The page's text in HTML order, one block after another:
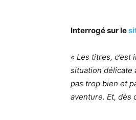
Interrogé sur le
« Les titres, c’est
situation délicate
pas trop bien et
aventure. Et, dès